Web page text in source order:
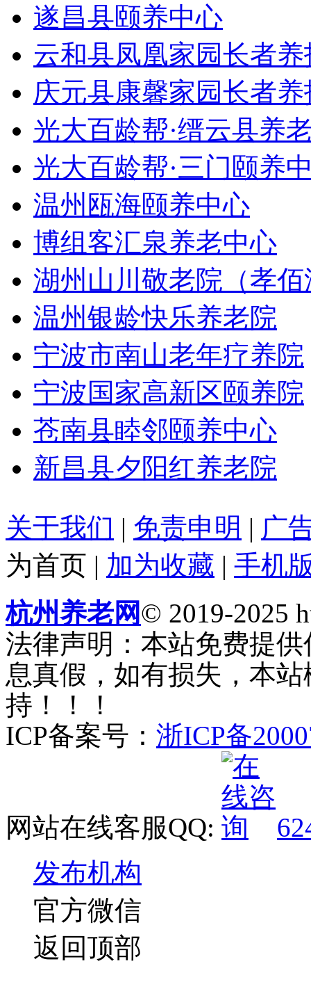
遂昌县颐养中心
云和县凤凰家园长者
庆元县康馨家园长者
光大百龄帮·缙云县养
光大百龄帮·三门颐养
温州瓯海颐养中心
博组客汇泉养老中心
湖州山川敬老院（孝
温州银龄快乐养老院
宁波市南山老年疗养院
宁波国家高新区颐养院
苍南县睦邻颐养中心
新昌县夕阳红养老院
关于我们 | 免责申明 | 广
为首页 | 加为收藏 | 手机
杭州养老网© 2019-2025
法律声明：本站免费提
息真假，如有损失，本
持！！！
ICP备案号： 浙ICP备
网站在线客服QQ:
发布机构
官方微信
返回顶部